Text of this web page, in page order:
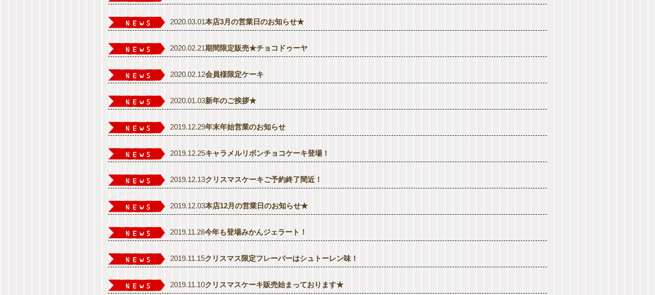
2020.03.01本店3月の営業日のお知らせ★
2020.02.21期間限定販売★チョコドゥーヤ
2020.02.12会員様限定ケーキ
2020.01.03新年のご挨拶★
2019.12.29年末年始営業のお知らせ
2019.12.25キャラメルリボンチョコケーキ登場！
2019.12.13クリスマスケーキご予約終了間近！
2019.12.03本店12月の営業日のお知らせ★
2019.11.28今年も登場みかんジェラート！
2019.11.15クリスマス限定フレーバーはシュトーレン味！
2019.11.10クリスマスケーキ販売始まっております★